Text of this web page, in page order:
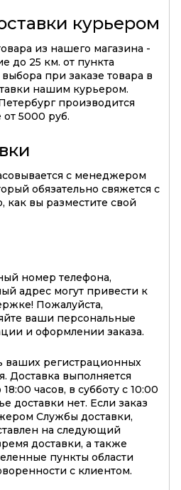
курьером
из нашего магазина -
до 25 км. от пункта
при заказе товара в
нашим курьером.
производится
от 5000 руб.
с менеджером
обязательно свяжется с
как вы разместите свой
номер телефона,
адрес могут привести к
Пожалуйста,
ваши персональные
и оформлении заказа.
ваших регистрационных
Доставка выполняется
часов, в субботу с 10:00
доставки нет. Если заказ
Службы доставки,
на следующий
доставки, а также
пункты области
с клиентом.